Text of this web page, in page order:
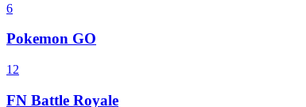
6
Pokemon GO
12
FN Battle Royale